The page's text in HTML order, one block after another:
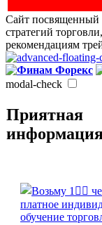
Сайт посвященный
стратегий
рекомендациям
modal-check
Приятная